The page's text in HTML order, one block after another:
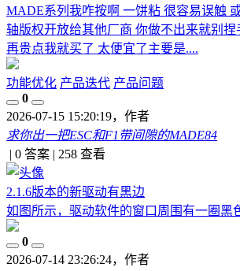
MADE系列我咋按啊 一饼粘 很容易误触
轴版权开放给其他厂商 你做不出来就别捏
再贵点我就买了 太便宜了主要是....
功能优化 产品迭代 产品问题
0
2026-07-15 15:20:19，作者
求你出一把ESC和F1带间隙的MADE84
0 答案 258 查看
2.1.6版本的新驱动有黑边
如图所示，驱动软件的窗口周围有一圈黑
0
2026-07-14 23:26:24，作者